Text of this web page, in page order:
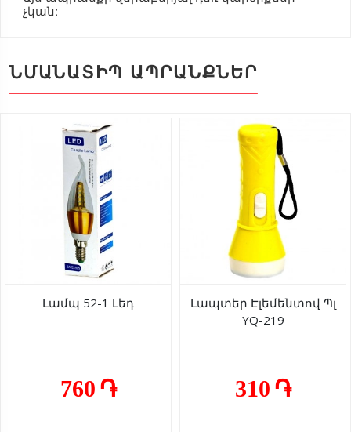
չկան:
ՆՄԱՆԱՏԻՊ ԱՊՐԱՆՔՆԵՐ
Լամպ 52-1 Լեդ
760 ֏
Լապտեր Էլեմենտով Պլ
YQ-219
310 ֏